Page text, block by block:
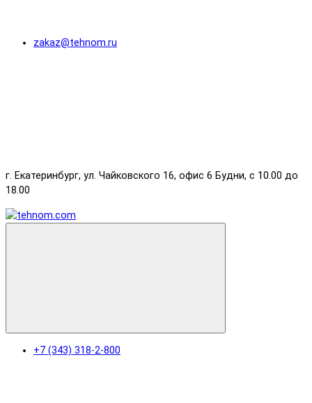
zakaz@tehnom.ru
г. Екатеринбург, ул. Чайковского 16, офис 6 Будни, с 10.00 до
18.00
+7 (343) 318-2-800